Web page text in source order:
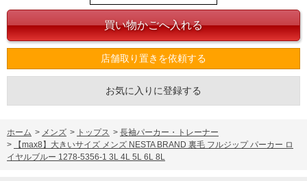
店舗取り置きを依頼する
お気に入りに登録する
ホーム > メンズ > トップス > 長袖パーカー・トレーナー
>
【max8】大きいサイズ メンズ NESTA BRAND 裏毛 フルジップ パーカー ロ
イヤルブルー 1278-5356-1 3L 4L 5L 6L 8L